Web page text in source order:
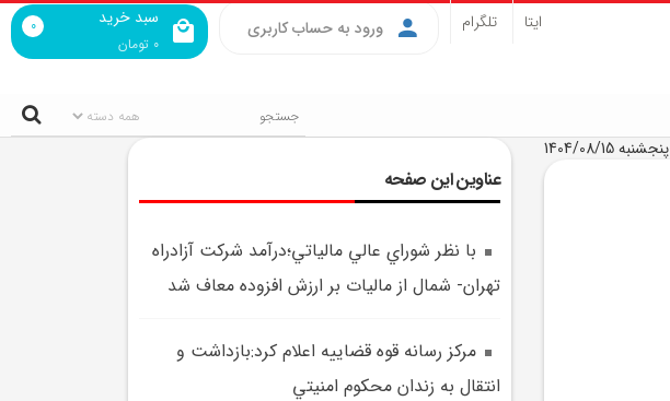
سبد خرید
0 تومان
0 ورود به حساب کاربری ایتا تلگرام
پنجشنبه 1404/08/15
عناوین این صفحه
با نظر شوراي عالي مالياتي؛درآمد شرکت آزادراه
تهران- شمال از ماليات بر ارزش افزوده معاف شد
مرکز رسانه قوه قضاييه اعلام کرد:بازداشت و
انتقال به زندان محکوم امنيتي